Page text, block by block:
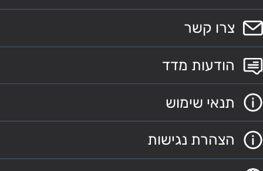
צרו קשר
הודעות מדד
תנאי שימוש
הצהרת נגישות